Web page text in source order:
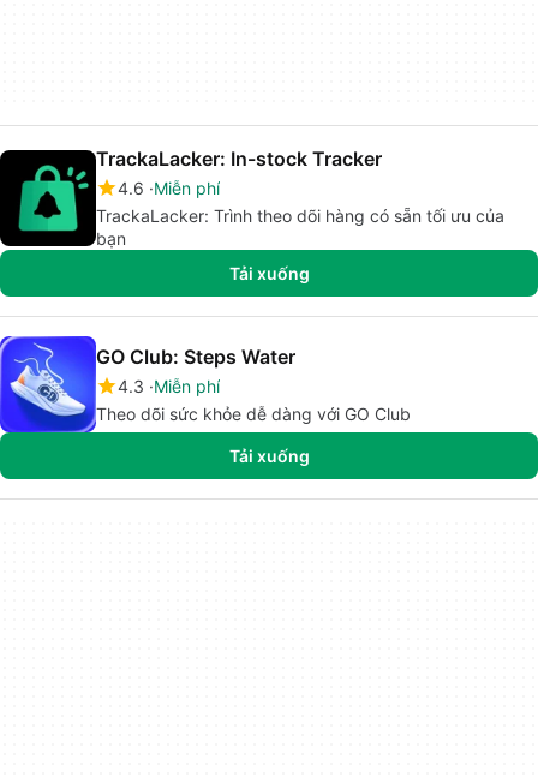
TrackaLacker: In-stock Tracker
4.6 Miễn phí
TrackaLacker: Trình theo dõi hàng có sẵn tối ưu của
bạn
Tải xuống
GO Club: Steps Water
4.3 Miễn phí
Theo dõi sức khỏe dễ dàng với GO Club
Tải xuống